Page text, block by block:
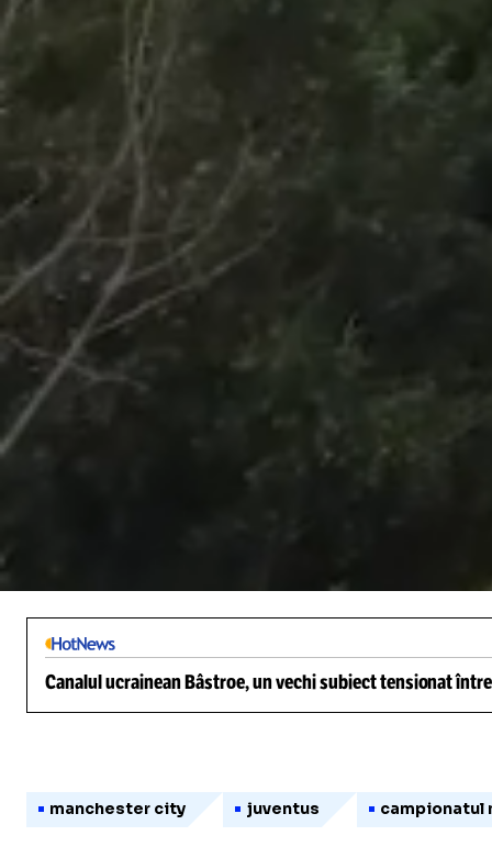
Canalul ucrainean Bâstroe, un vechi subiect tensionat
manchester city juventus campionatul